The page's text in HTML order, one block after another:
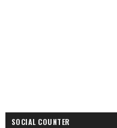
SOCIAL COUNTER